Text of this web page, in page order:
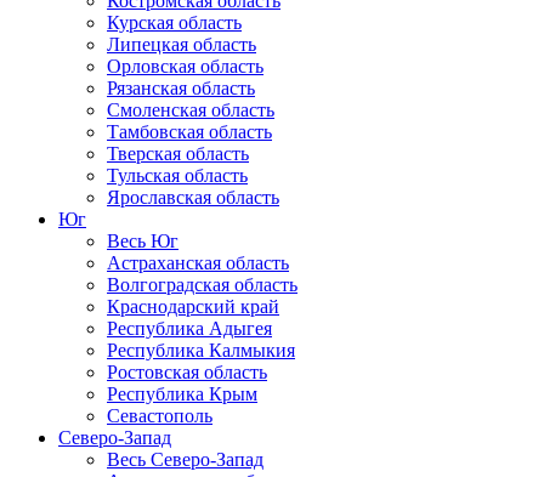
Курская область
Липецкая область
Орловская область
Рязанская область
Смоленская область
Тамбовская область
Тверская область
Тульская область
Ярославская область
Юг
Весь Юг
Астраханская область
Волгоградская область
Краснодарский край
Республика Адыгея
Республика Калмыкия
Ростовская область
Республика Крым
Севастополь
Северо-Запад
Весь Северо-Запад